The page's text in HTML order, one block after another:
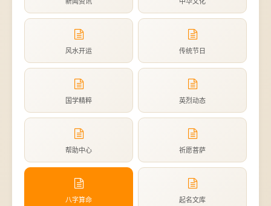
风水开运 传统节日
国学精粹 英烈动态
帮助中心 祈愿菩萨
八字算命 起名文库